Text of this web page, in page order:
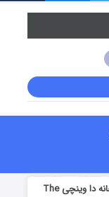
دانلود بازی خانه دا وینچی The